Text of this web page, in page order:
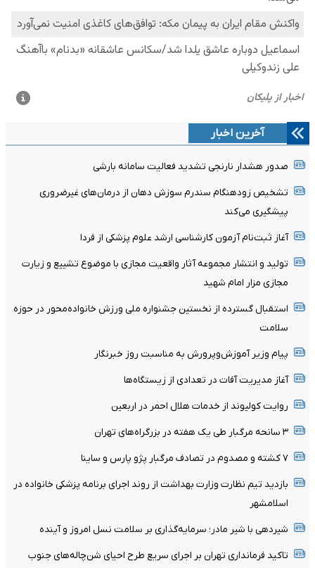
آخرین اخبار
صدور هشدار نارنجی تشدید فعالیت سامانه بارشی
تشخیص زودهنگام سندرم سوزش دهان از درمان‌های غیرضروری
پیشگیری می‌کند
آغاز ثبت‌نام‌ آزمون کارشناسی ارشد علوم پزشکی از فردا
تولید و انتشار مجموعه آثار واقعیت مجازی با موضوع تشییع و زیارت
مجازی مزار امام شهید
استقبال گسترده از نخستین جشنواره ملی ورزش خانواده‌محور در حوزه
سلامت
پیام وزیر آموزش‌وپرورش به مناسبت روز خبرنگار
آغاز مدیریت آفات در تعدادی از زیستگاه‌ها
روایت کولیوند از خدمات هلال احمر در اربعین
۳ سانحه مرگبار طی یک هفته در بزرگراه‌های تهران
۷ کشته و مصدوم در تصادف مرگبار پژو پارس و ساینا
بازدید تیم نظارت وزارت بهداشت از روند اجرای برنامه پزشکی خانواده در
اسلامشهر
شیردهی با شیر مادر؛ سرمایه‌گذاری بر سلامت نسل امروز و آینده
تاکید فرمانداری تهران بر اجرای سریع طرح احیای شن‌چاله‌های جنوب